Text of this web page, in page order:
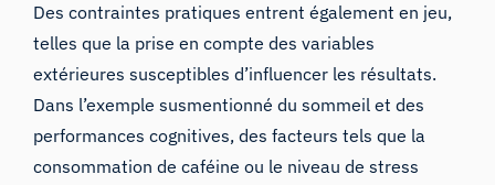
Des contraintes pratiques entrent également en jeu,
telles que la prise en compte des variables
extérieures susceptibles d’influencer les résultats.
Dans l’exemple susmentionné du sommeil et des
performances cognitives, des facteurs tels que la
consommation de caféine ou le niveau de stress